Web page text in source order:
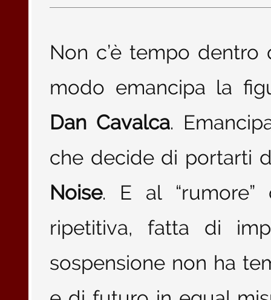
Non c’è tempo
modo emancipa la
Dan Cavalca.
che decide di portarti
Noise. E al
ripetitiva, fatta di
sospensione non ha